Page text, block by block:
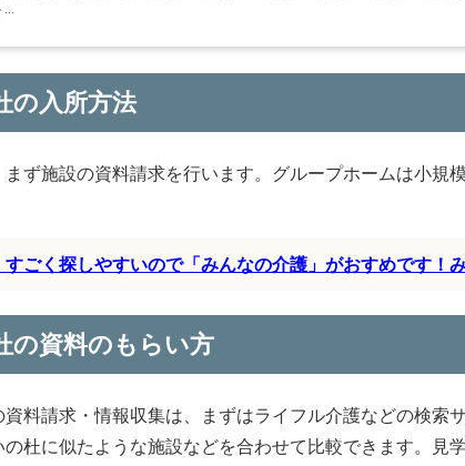
の入所方法
ず施設の資料請求を行います。グループホームは小規
ごく探しやすいので「みんなの介護」がおすめです！
の資料のもらい方
料請求・情報収集は、まずはライフル介護などの検索
杜に似たような施設などを合わせて比較できます。見